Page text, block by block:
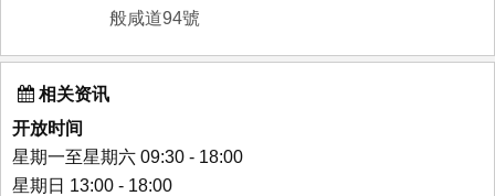
般咸道94號
相关资讯
开放时间
星期一至星期六 09:30 - 18:00
星期日 13:00 - 18:00